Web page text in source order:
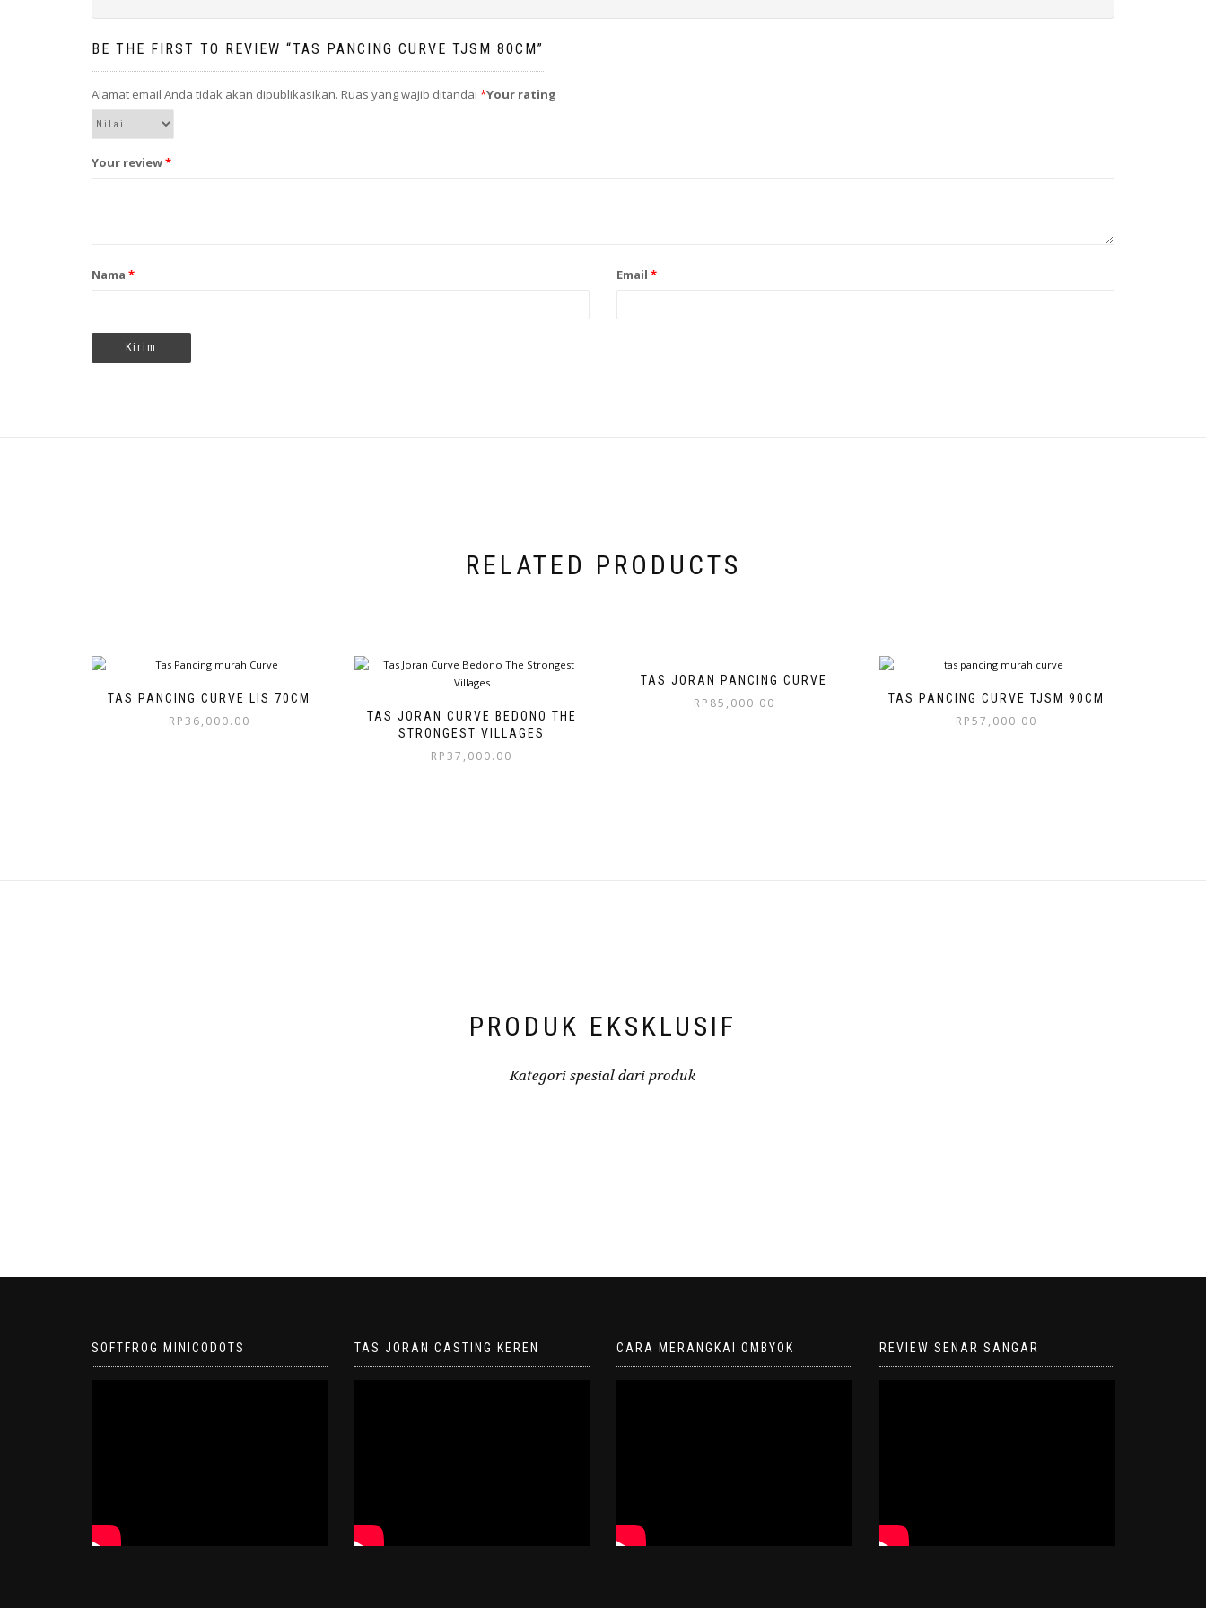
BE THE FIRST TO REVIEW “TAS PANCING CURVE TJSM 80CM”
Alamat email Anda tidak akan dipublikasikan. Ruas yang wajib ditandai *Your rating
Your review*
Nama * Email *
RELATED PRODUCTS
TAS PANCING CURVE LIS 70CM
RP36,000.00
TAS JORAN CURVE BEDONO THE
STRONGEST VILLAGES
RP37,000.00
TAS JORAN PANCING CURVE
RP 85,000.00 TAS PANCING CURVE TJSM 90CM
RP57,000.00
PRODUK EKSKLUSIF
Kategori spesial dari produk
SOFTFROG MINICODOTS TAS JORAN CASTING KEREN CARA MERANGKAI OMBYOK REVIEW SENAR SANGAR